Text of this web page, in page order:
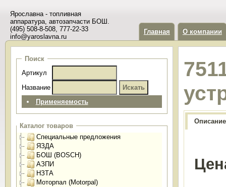
Ярославна - топливная
аппаратура, автозапчасти БОШ.
(495) 508-8-508, 777-22-33
info@yaroslavna.ru
Главная О компании
Поиск
Артикул
Название
Применяемость
Каталог товаров
Специальные предложения
ЯЗДА
БОШ (BOSCH)
АЗПИ
НЗТА
Моторпал (Motorpal)
Описание